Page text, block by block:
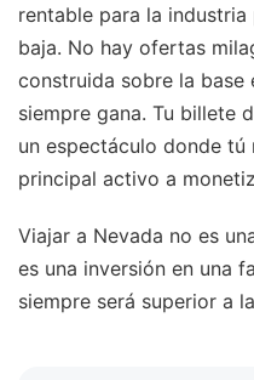
rentable para la
baja. No hay ofertas
construida sobre la base
siempre gana. Tu billete
un espectáculo donde tú
principal activo a
Viajar a Nevada no es
es una inversión en una
siempre será superior a